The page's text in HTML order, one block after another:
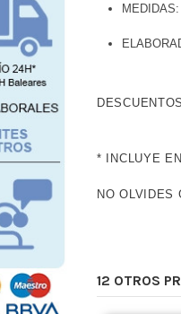
* INCLUYE
NO OLVIDES
12 OTROS